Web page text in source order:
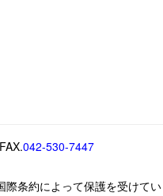
FAX.042-530-7447
条約によって保護を受けてい